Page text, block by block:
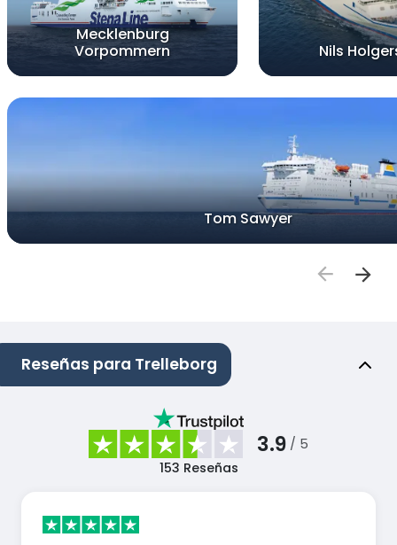
Mecklenburg
Vorpommern
Nils
Tom Sawyer
Reseñas para Trelleborg
3.9 / 5
153 Reseñas